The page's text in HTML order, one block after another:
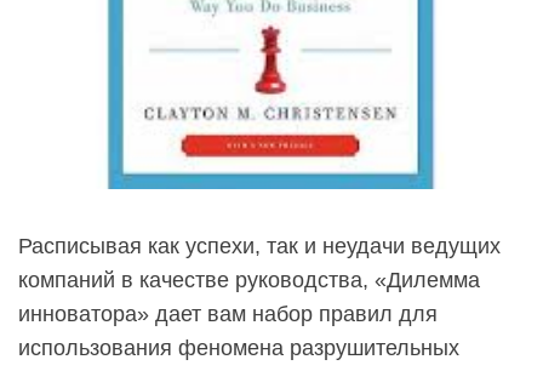
Расписывая как успехи, так и неудачи ведущих
компаний в качестве руководства, «Дилемма
инноватора» дает вам набор правил для
использования феномена разрушительных